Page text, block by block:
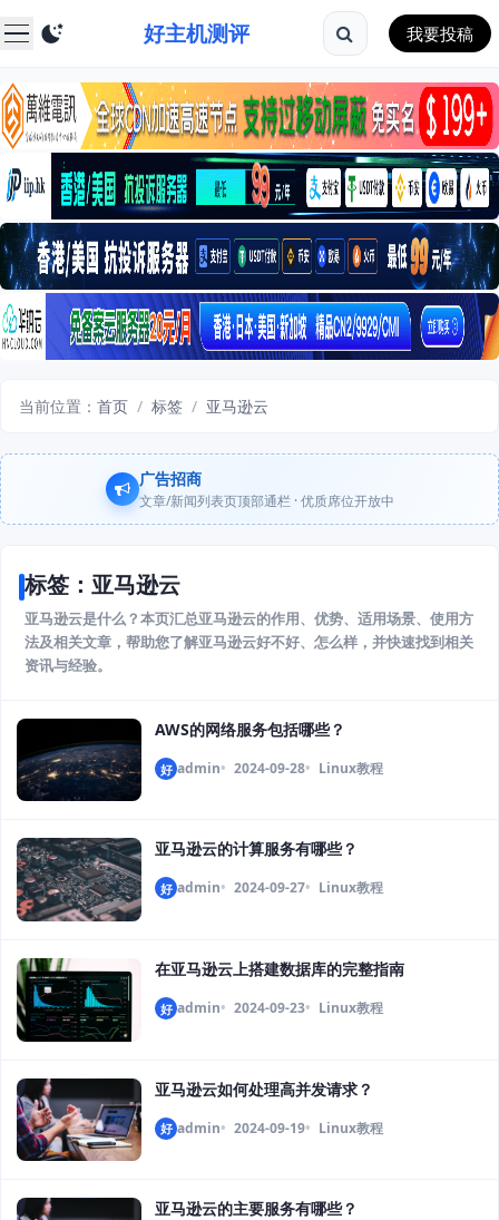
好主机测评 我要投稿
当前位置： 首页 / 标签 / 亚马逊云
广告招商
文章/新闻列表页顶部通栏 · 优质席位开放中
标签：亚马逊云
亚马逊云是什么？本页汇总亚马逊云的作用、优势、适用场景、使用方
法及相关文章，帮助您了解亚马逊云好不好、怎么样，并快速找到相关
资讯与经验。
AWS的网络服务包括哪些？
好 admin 2024-09-28 Linux教程
亚马逊云的计算服务有哪些？
好 admin 2024-09-27 Linux教程
在亚马逊云上搭建数据库的完整指南
好 admin 2024-09-23 Linux教程
亚马逊云如何处理高并发请求？
好 admin 2024-09-19 Linux教程
亚马逊云的主要服务有哪些？